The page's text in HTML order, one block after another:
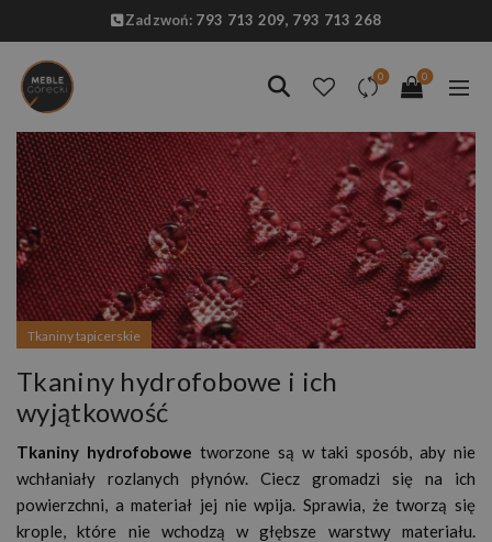
Zadzwoń: 793 713 209, 793 713 268
0 0
Tkaniny tapicerskie
Tkaniny hydrofobowe i ich
wyjątkowość
Tkaniny hydrofobowe tworzone są w taki sposób, aby nie
wchłaniały rozlanych płynów. Ciecz gromadzi się na ich
powierzchni, a materiał jej nie wpija. Sprawia, że tworzą się
krople, które nie wchodzą w głębsze warstwy materiału.